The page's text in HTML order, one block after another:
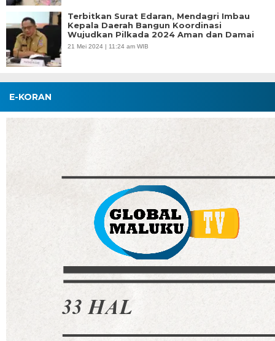
Terbitkan Surat Edaran, Mendagri Imbau
Kepala Daerah Bangun Koordinasi
Wujudkan Pilkada 2024 Aman dan Damai
21 Mei 2024 | 11:24 am WIB
E-KORAN